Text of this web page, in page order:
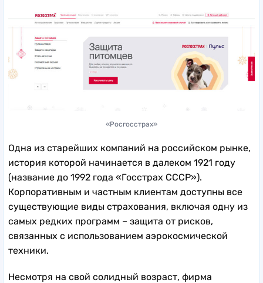
«Росгосстрах»
Одна из старейших компаний на российском рынке,
история которой начинается в далеком 1921 году
(название до 1992 года «Госстрах СССР»).
Корпоративным и частным клиентам доступны все
существующие виды страхования, включая одну из
самых редких программ – защита от рисков,
связанных с использованием аэрокосмической
техники.
Несмотря на свой солидный возраст, фирма